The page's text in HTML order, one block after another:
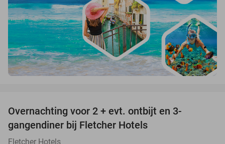
Overnachting voor 2 + evt. ontbijt en 3-
gangendiner bij Fletcher Hotels
Fletcher Hotels